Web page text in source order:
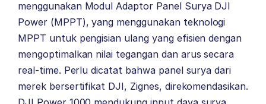
menggunakan Modul Adaptor Panel Surya DJI
Power (MPPT), yang menggunakan teknologi
MPPT untuk pengisian ulang yang efisien dengan
mengoptimalkan nilai tegangan dan arus secara
real-time. Perlu dicatat bahwa panel surya dari
merek bersertifikat DJI, Zignes, direkomendasikan.